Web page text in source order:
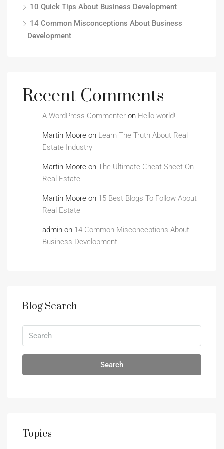
10 Quick Tips About Business Development
14 Common Misconceptions About Business
Development
Recent Comments
A WordPress Commenter on Hello world!
Martin Moore on Learn The Truth About Real
Estate Industry
Martin Moore on The Ultimate Cheat Sheet On
Real Estate
Martin Moore on 15 Best Blogs To Follow About
Real Estate
admin on 14 Common Misconceptions About
Business Development
Blog Search
Search
Topics